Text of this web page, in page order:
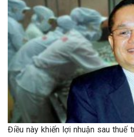
Điều này khiến lợi nhuận sau thuế